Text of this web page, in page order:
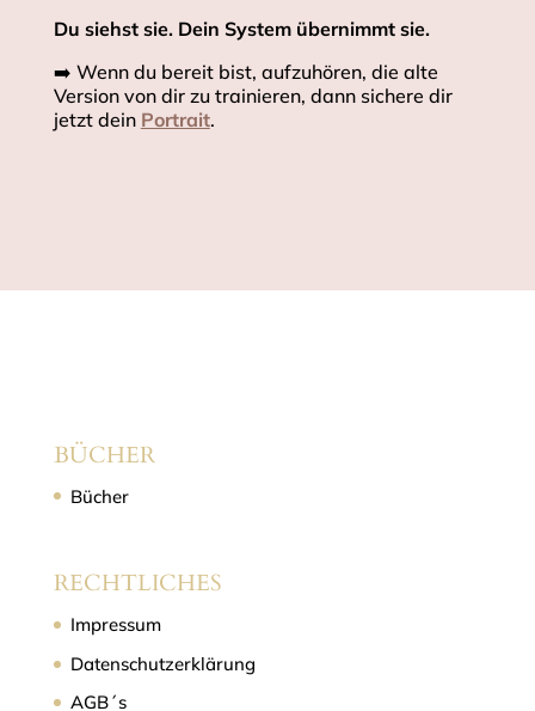
Du siehst sie. Dein System übernimmt sie.
➡️ Wenn du bereit bist, aufzuhören, die alte
Version von dir zu trainieren, dann sichere dir
jetzt dein Portrait.
BÜCHER
Bücher
RECHTLICHES
Impressum
Datenschutzerklärung
AGB´s